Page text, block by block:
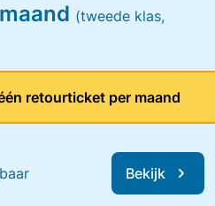
(tweede klas,
retourticket per maand
Bekijk